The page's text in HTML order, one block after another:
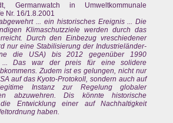
Germanwatch in Umweltkommunale
Nr. 16/1.8.2001
... ein historisches Ereignis ... Die
Klimaschutzziele werden durch das
Durch den Einbezug vreschiedener
nur eine Stabilisierung der Industrieländer-
die USA) bis 2012 gegenüber 1990
... Das war der preis für eine solidere
Zudem ist es gelungen, nicht nur
auf das Kyoto-Protokoll, sondern auch auf
Instanz zur Regelung globaler
abzuwehren. Dis könnte historische
Entwicklung einer auf Nachhaltigkeit
haben.